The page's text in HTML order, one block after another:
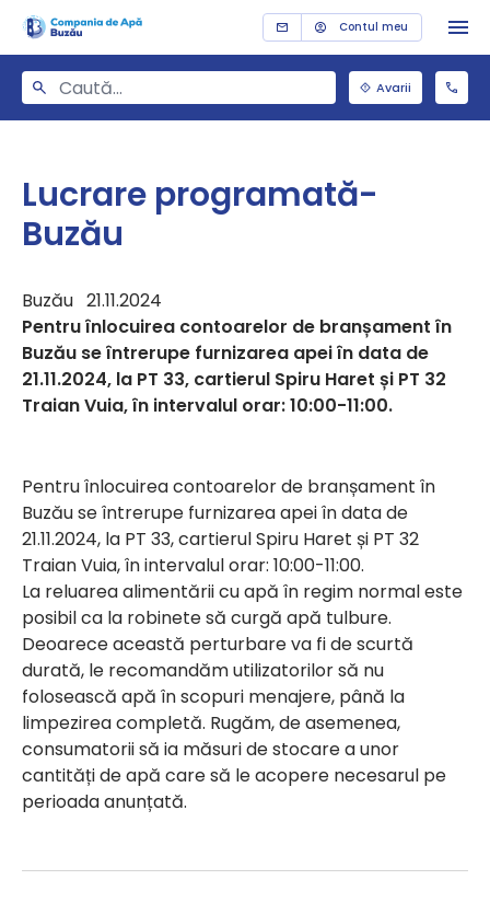
Contul meu
Avarii
Lucrare programată-
Buzău
Buzău 21.11.2024
Pentru înlocuirea contoarelor de branșament în
Buzău se întrerupe furnizarea apei în data de
21.11.2024, la PT 33, cartierul Spiru Haret și PT 32
Traian Vuia, în intervalul orar: 10:00-11:00.
Pentru înlocuirea contoarelor de branșament în
Buzău se întrerupe furnizarea apei în data de
21.11.2024, la PT 33, cartierul Spiru Haret și PT 32
Traian Vuia, în intervalul orar: 10:00-11:00.
La reluarea alimentării cu apă în regim normal este
posibil ca la robinete să curgă apă tulbure.
Deoarece această perturbare va fi de scurtă
durată, le recomandăm utilizatorilor să nu
folosească apă în scopuri menajere, până la
limpezirea completă. Rugăm, de asemenea,
consumatorii să ia măsuri de stocare a unor
cantități de apă care să le acopere necesarul pe
perioada anunțată.